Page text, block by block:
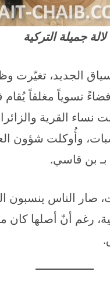
لالة جميلة التركية
الجديد، تغيّرت
نسوياً مغلقاً يُقام
نساء القرية
وأُوكلت شؤون
بن قاسي.
صار الناس ينسبون
رغم أنّ أصلها كان